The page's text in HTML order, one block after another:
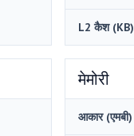
L2 कैश (KB)
मेमोरी
आकार (एमबी)